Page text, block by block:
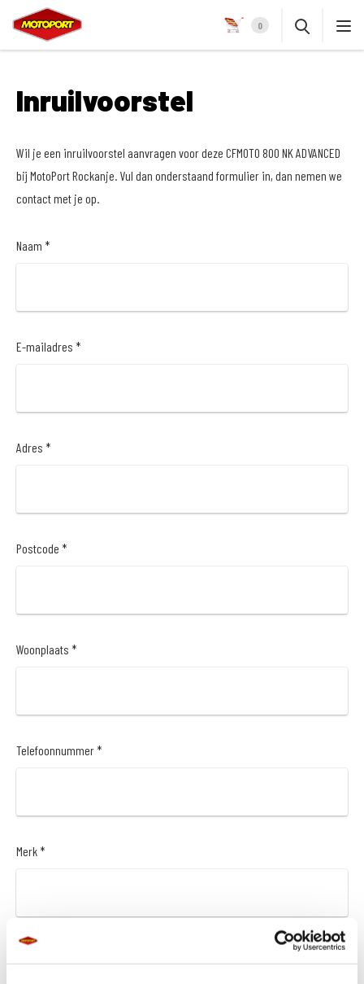
0
Inruilvoorstel
Wil je een inruilvoorstel aanvragen voor deze CFMOTO 800 NK ADVANCED
bij MotoPort Rockanje. Vul dan onderstaand formulier in, dan nemen we
contact met je op.
Naam *
E-mailadres *
Adres *
Postcode *
Woonplaats *
Telefoonnummer *
Merk *